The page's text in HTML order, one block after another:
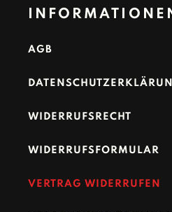
AGB
WIDERRUFSRECHT
WIDERRUFSFORMULAR
VERTRAG WIDERRUFEN